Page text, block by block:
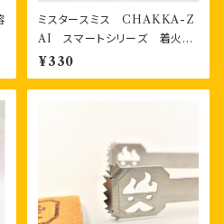
ミスタースミス CHAKKA-Z
AI スマートシリーズ 着火
剤 パック燃料2個 箱入り
¥330